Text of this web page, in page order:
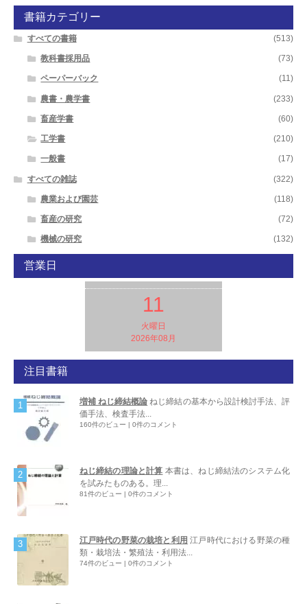
書籍カテゴリー
すべての書籍 (513)
教科書採用品 (73)
ペーパーバック (11)
農書・農学書 (233)
畜産学書 (60)
工学書 (210)
一般書 (17)
すべての雑誌 (322)
農業および園芸 (118)
畜産の研究 (72)
機械の研究 (132)
営業日
11
火曜日
2026年08月
注目書籍
増補 ねじ締結概論 ねじ締結の基本から設計検討手法、評
価手法、検査手法...
160件のビュー | 0件のコメント
ねじ締結の理論と計算 本書は、ねじ締結法のシステム化
を試みたものある。理...
81件のビュー | 0件のコメント
江戸時代の野菜の栽培と利用 江戸時代における野菜の種
類・栽培法・繁殖法・利用法...
74件のビュー | 0件のコメント